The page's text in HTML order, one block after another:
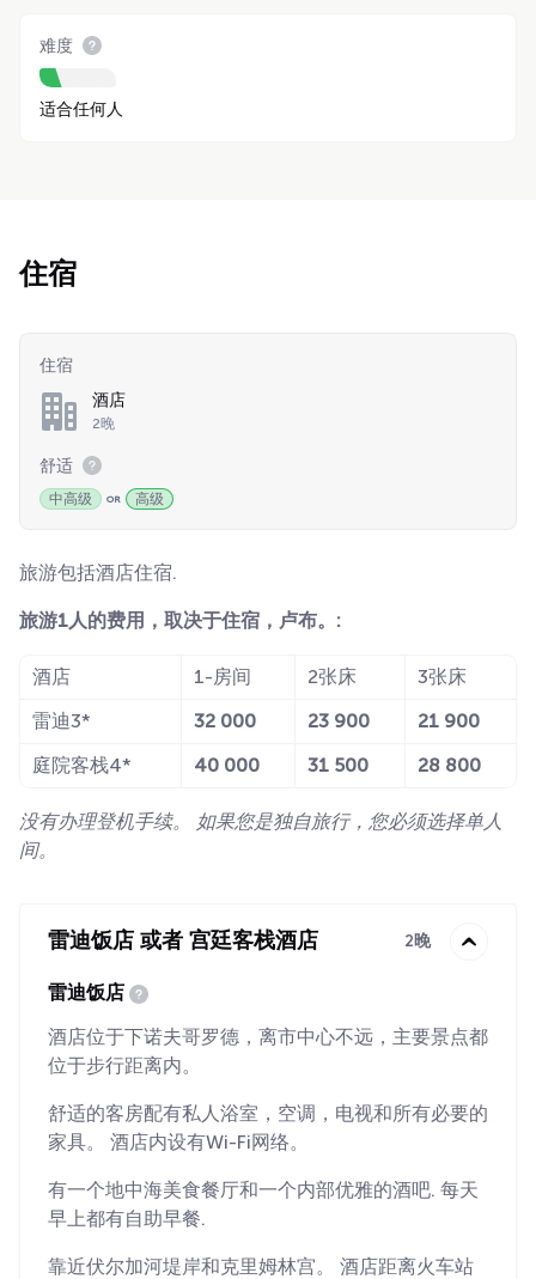
难度
适合任何人
住宿
住宿
酒店
2晚
舒适
中高级 高级
旅游包括酒店住宿.
旅游1人的费用，取决于住宿，卢布。:
酒店 1-房间 2张床
3张床
雷迪3*
32 000 23 900
21 900
庭院客栈4*
40 000 31 500 28 800
没有办理登机手续。 如果您是独自旅行，您必须选择单人
间。
雷迪饭店 或者 宫廷客栈酒店 2晚
雷迪饭店
酒店位于下诺夫哥罗德，离市中心不远，主要景点都
位于步行距离内。
舒适的客房配有私人浴室，空调，电视和所有必要的
家具。 酒店内设有Wi-Fi网络。
有一个地中海美食餐厅和一个内部优雅的酒吧. 每天
早上都有自助早餐.
靠近伏尔加河堤岸和克里姆林宫。 酒店距离火车站